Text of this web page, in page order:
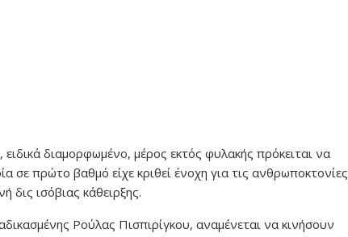
διαμορφωμένο, μέρος εκτός φυλακής πρόκειται να
σε πρώτο βαθμό είχε κριθεί ένοχη για τις ανθρωποκτονίες
δις ισόβιας κάθειρξης.
Ρούλας Πισπιρίγκου, αναμένεται να κινήσουν